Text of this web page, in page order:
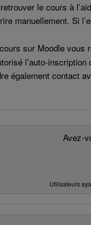
le cours à
manuellement. Si
sur Moodle vous
l’auto-
également contact
Avez-
Utilisateurs